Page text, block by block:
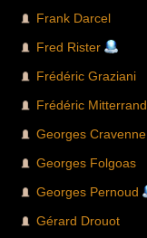
Frank Darcel
Fred Rister
Frédéric Graziani
Frédéric Mitterrand
Georges Cravenne
Georges Folgoas
Georges Pernoud
Gérard Drouot